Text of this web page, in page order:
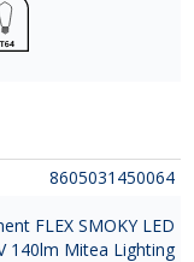
8605031450064
FLEX SMOKY LED
140lm Mitea Lighting